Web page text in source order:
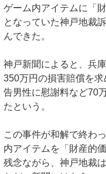
ゲーム内アイテムに「
となっていた神戸地裁
んできた。
神戸新聞によると、兵
350万円の損害賠償を
告男性に慰謝料など70
たという。
この事件が和解で終わ
内アイテムを「財産的
残念ながら、神戸地裁